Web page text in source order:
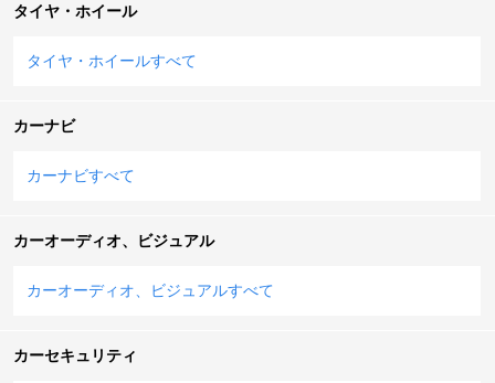
タイヤ・ホイール
タイヤ・ホイールすべて
カーナビ
カーナビすべて
カーオーディオ、ビジュアル
カーオーディオ、ビジュアルすべて
カーセキュリティ